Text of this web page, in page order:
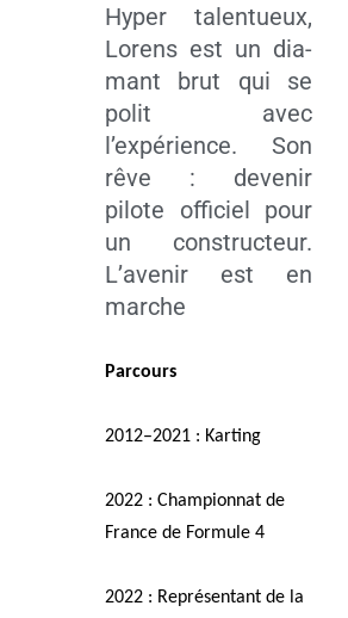
Hyper talen­tueux,
Lorens est un dia­
mant brut qui se
polit avec
l’expérience. Son
rêve : deve­nir
pilote offi­ciel pour
un construc­teur.
L’avenir est en
marche
Par­cours
2012–2021 : Karting
2022 : Cham­pion­nat de
France de For­mule 4
2022 : Repré­sen­tant de la